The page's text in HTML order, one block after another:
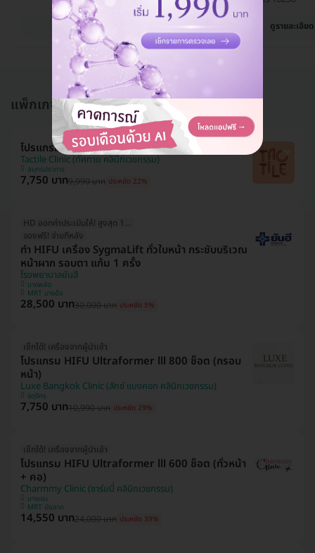
ดูรายละเอียด ดูรายละเอียด
แพ็กเกจอื่นใน โปรแกรมทำ HIFU
โปรแกรม HIFU M 300 ช็อต (หน้า)
Tactile Clinic (ทัคทาย คลินิกเวชกรรม)
สมุทรปราการ
7,750 บาท9,990 บาท ประหยัด 22%
HD ออกค่าประเมินให้! สูงสุด 1000 บ.
จองฟรี! จ่ายทีหลัง
ทำ HIFU เครื่อง SygmaLift ทั่วใบหน้า กระชับบริเวณ
หน้าผาก รอบตา แก้ม 1 ครั้ง
โรงพยาบาลยันฮี
บางพลัด
MRT บางอ้อ
28,500 บาท30,000 บาท ประหยัด 5%
เช็กได้! เครื่องจากผู้นำเข้า
โปรแกรม HIFU Ultraformer lll 800 ช็อต (กรอบ
หน้า)
Luxe Bangkok Clinic (ลักซ์ แบงคอก คลินิกเวชกรรม)
จตุจักร
7,750 บาท10,990 บาท ประหยัด 29%
เช็กได้! เครื่องจากผู้นำเข้า
โปรแกรม HIFU Ultraformer lll 600 ช็อต (ทั่วหน้า
+ คอ)
Charmmy Clinic (ชาร์มมี่ คลินิกเวชกรรม)
บางเขน
MRT มัยลาภ
14,550 บาท24,000 บาท ประหยัด 39%